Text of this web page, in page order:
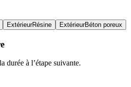
ExtérieurRésine ExtérieurBéton poreux
durée à l’étape suivante.